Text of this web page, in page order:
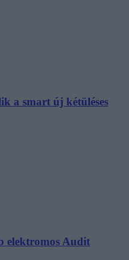
a smart új kétüléses
elektromos Audit